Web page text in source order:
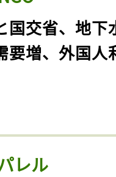
国交省、地下
要増、外国人
レル